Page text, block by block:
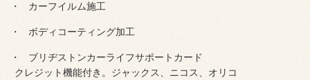
カーフイルム施工
ボディコーティング加工
ブリヂストンカーライフサポートカード
クレジット機能付き。ジャックス、ニコス、オリコ